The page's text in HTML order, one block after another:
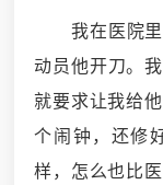
我在医院
动员他开刀。
就要求让我给
个闹钟，还修
样，怎么也比